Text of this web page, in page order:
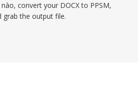
convert your DOCX to PPSM,
grab the output file.